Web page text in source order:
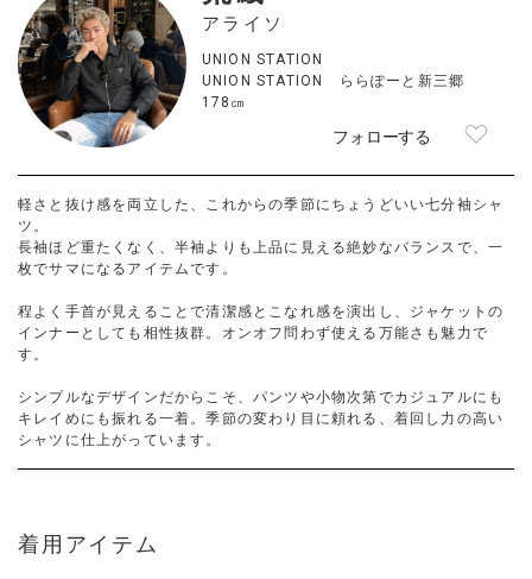
アライソ
UNION STATION
UNION STATION ららぽーと新三郷
178㎝
フォローする
軽さと抜け感を両立した、これからの季節にちょうどいい七分袖シャ
ツ。
長袖ほど重たくなく、半袖よりも上品に見える絶妙なバランスで、一
枚でサマになるアイテムです。
程よく手首が見えることで清潔感とこなれ感を演出し、ジャケットの
インナーとしても相性抜群。オンオフ問わず使える万能さも魅力で
す。
シンプルなデザインだからこそ、パンツや小物次第でカジュアルにも
キレイめにも振れる一着。季節の変わり目に頼れる、着回し力の高い
シャツに仕上がっています。
着用アイテム